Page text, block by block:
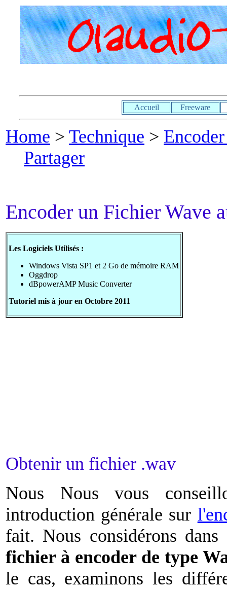
Accueil Freeware
Home > Technique >
Partager
Encoder un Fichier Wave
Les Logiciels Utilisés :
Windows Vista SP1 et 2 Go de mémoire RAM
Oggdrop
dBpowerAMP Music Converter
Tutoriel mis à jour en Octobre 2011
Obtenir un fichier .wav
Nous Nous vous
introduction générale sur
fait. Nous considérons
fichier à encoder de type
le cas, examinons les